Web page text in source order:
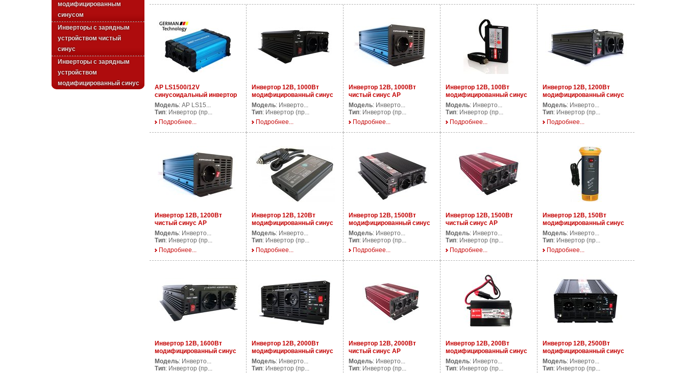
модифицированным
синусом
Инверторы с зарядным
устройством чистый
синус
Инверторы с зарядным
устройством
модифицированный синус
AP LS1500/12V
синусоидальный инвертор
1500 Ватт 12В
Модель: AP LS15...
Тип: Инвертор (пр...
Подробнее...
Инвертор 12В, 1000Вт
модифицированный синус
AP DS1000/12V
Модель: Инверто...
Тип: Инвертор (пр...
Подробнее...
Инвертор 12В, 1000Вт
чистый синус AP
PS1000/12V
Модель: Инверто...
Тип: Инвертор (пр...
Подробнее...
Инвертор 12В, 100Вт
модифицированный синус
AP DS100
Модель: Инверто...
Тип: Инвертор (пр...
Подробнее...
Инвертор 12В, 1200Вт
модифицированный синус
AP DS1200/12V
Модель: Инверто...
Тип: Инвертор (пр...
Подробнее...
Инвертор 12В, 1200Вт
чистый синус AP
PS1200/12V
Модель: Инверто...
Тип: Инвертор (пр...
Подробнее...
Инвертор 12В, 120Вт
модифицированный синус
AP DS120
Модель: Инверто...
Тип: Инвертор (пр...
Подробнее...
Инвертор 12В, 1500Вт
модифицированный синус
AP DS1500/12V
Модель: Инверто...
Тип: Инвертор (пр...
Подробнее...
Инвертор 12В, 1500Вт
чистый синус AP
PS1500/12V
Модель: Инверто...
Тип: Инвертор (пр...
Подробнее...
Инвертор 12В, 150Вт
модифицированный синус
AP DS150
Модель: Инверто...
Тип: Инвертор (пр...
Подробнее...
Инвертор 12В, 1600Вт
модифицированный синус
AP DS1600/12V
Модель: Инверто...
Тип: Инвертор (пр...
Инвертор 12В, 2000Вт
модифицированный синус
AP DS2000/12V
Модель: Инверто...
Тип: Инвертор (пр...
Инвертор 12В, 2000Вт
чистый синус AP
PS2000/12V
Модель: Инверто...
Тип: Инвертор (пр...
Инвертор 12В, 200Вт
модифицированный синус
AP DS200
Модель: Инверто...
Тип: Инвертор (пр...
Инвертор 12В, 2500Вт
модифицированный синус
AP DS2500/12V
Модель: Инверто...
Тип: Инвертор (пр...